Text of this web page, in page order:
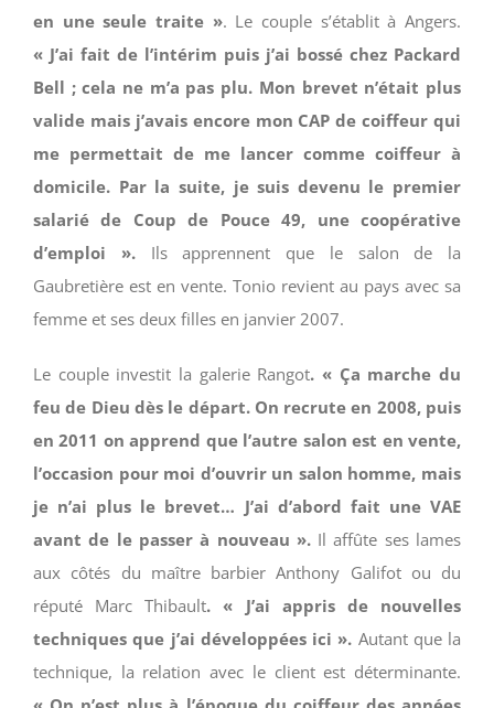
en une seule traite ». Le couple s’établit à Angers.
« J’ai fait de l’intérim puis j’ai bossé chez Packard
Bell ; cela ne m’a pas plu. Mon brevet n’était plus
valide mais j’avais encore mon CAP de coiffeur qui
me permettait de me lancer comme coiffeur à
domicile. Par la suite, je suis devenu le premier
salarié de Coup de Pouce 49, une coopérative
d’emploi ».Ils apprennent que le salon de la
Gaubretière est en vente. Tonio revient au pays avec sa
femme et ses deux filles en janvier 2007.
Le couple investit la galerie Rangot. « Ça marche du
feu de Dieu dès le départ. On recrute en 2008, puis
en 2011 on apprend que l’autre salon est en vente,
l’occasion pour moi d’ouvrir un salon homme, mais
je n’ai plus le brevet… J’ai d’abord fait une VAE
avant de le passer à nouveau ».Il affûte ses lames
aux côtés du maître barbier Anthony Galifot ou du
réputé Marc Thibault. « J’ai appris de nouvelles
techniques que j’ai développées ici ». Autant que la
technique, la relation avec le client est déterminante.